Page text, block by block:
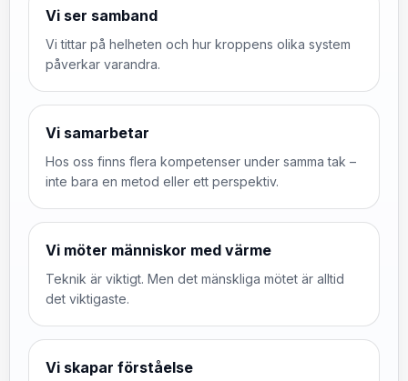
Vi ser samband
Vi tittar på helheten och hur kroppens olika system
påverkar varandra.
Vi samarbetar
Hos oss finns flera kompetenser under samma tak –
inte bara en metod eller ett perspektiv.
Vi möter människor med värme
Teknik är viktigt. Men det mänskliga mötet är alltid
det viktigaste.
Vi skapar förståelse